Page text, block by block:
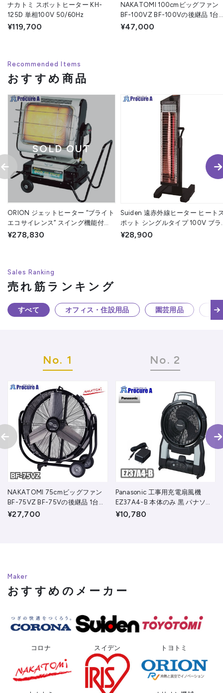
ナカトミ スポットヒーター KH-
125D 単相100V 50/60Hz
¥119,700
NAKATOMI 100cmビッグファン
BF-100VZ BF-100Vの後継品 1台
(株)ナカトミ
¥47,000
Recommended Items
おすすめ商品
SOLD OUT
ORION ジェットヒーター “ブライト
エコサイレンス” スイング機能付
¥278,830
Suiden 遠赤外線ヒーター ヒート
ポット シングルタイプ 100V ブラ
¥28,900
Sales Ranking
売れ筋ランキング
すべて オフィス・住設用品 園芸用品 環
No. 1
NAKATOMI 75cmビッグファン
BF-75VZ BF-75Vの後継品 1台
(株)ナカトミ
¥27,700
No. 2
Panasonic 工事用充電扇風機
EZ37A4-B 本体のみ 黒 パナソニ
ック（株）
¥10,780
NAKATOMI 75cmビッグファン BF-
75VZ BF-75Vの後継品 1台 (株)ナカ
Panasonic 工事用充電扇風機
EZ37A4-B 本体のみ 黒 パナソニッ
ク（株）
¥10,780
FURUPLA 高性能ピストルオイラー
300グリーン 3030GN 1個 ▼375-
5550
KARCHER 冷水高圧洗浄機業務用 コ
ンパクトクラス HD4/8C 60Hz
1.520-914.0 西日本用 ケルヒャージ
EXENA 工事用充電ブロワ
EZ37A1X-B 本体のみ 黒 パナソニッ
ク（株）
¥15,800
KYK 仮設トイレ用消臭剤デオブルー
1L 41-001 1個 ▼337-3299
NAKATOMI 75cmビッグファン BF-
75VZ BF-75Vの後継品 1台 (株)ナカ
Suiden 工場扇(大型扇風機)スタン
ド型 樹脂ハネ45cm 単相100V SF-
45VS-1VP2 1台 ▼818-8323
¥15,500
Maker
おすすめのメーカー
コロナ スイデン トヨトミ